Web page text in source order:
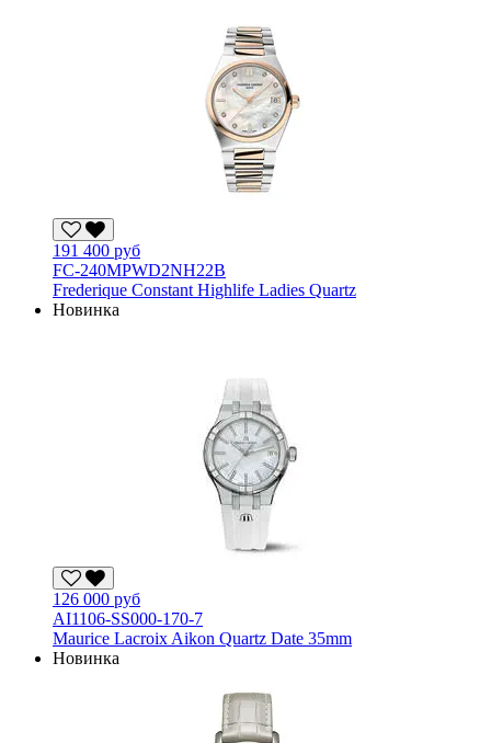
191 400 руб
FC-240MPWD2NH22B
Frederique Constant Highlife Ladies Quartz
Новинка
126 000 руб
AI1106-SS000-170-7
Maurice Lacroix Aikon Quartz Date 35mm
Новинка